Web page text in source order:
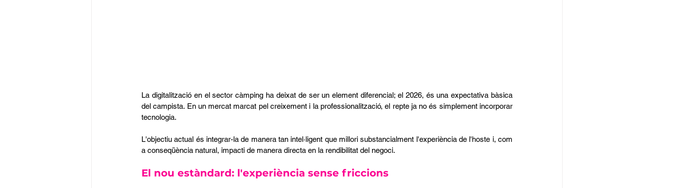
La digitalització en el sector càmping ha deixat de ser un element diferencial; el 2026, és una expectativa bàsica
del campista. En un mercat marcat pel creixement i la professionalització, el repte ja no és simplement incorporar
tecnologia.
L'objectiu actual és integrar-la de manera tan intel·ligent que millori substancialment l'experiència de l'hoste i, com
a conseqüència natural, impacti de manera directa en la rendibilitat del negoci.
El nou estàndard: l'experiència sense friccions